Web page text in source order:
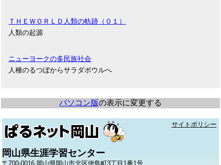
ＴＨＥＷＯＲＬＤ人類の軌跡（０１）
人類の起源
ニューヨークの多民族社会
人種のるつぼからサラダボウルへ
パソコン版の表示に変更する
サイトポリシー
岡山県生涯学習センター
〒700-0016 岡山県岡山市北区伊島町3丁目1番1号